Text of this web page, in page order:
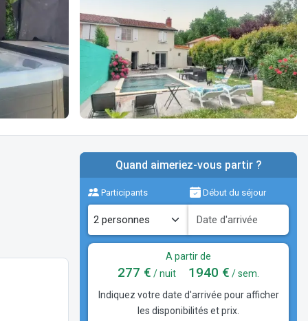
Quand aimeriez-vous partir ?
Participants Début du séjour
A partir de
277 € / nuit 1940 € / sem.
Indiquez votre date d'arrivée pour afficher
les disponibilités et prix.